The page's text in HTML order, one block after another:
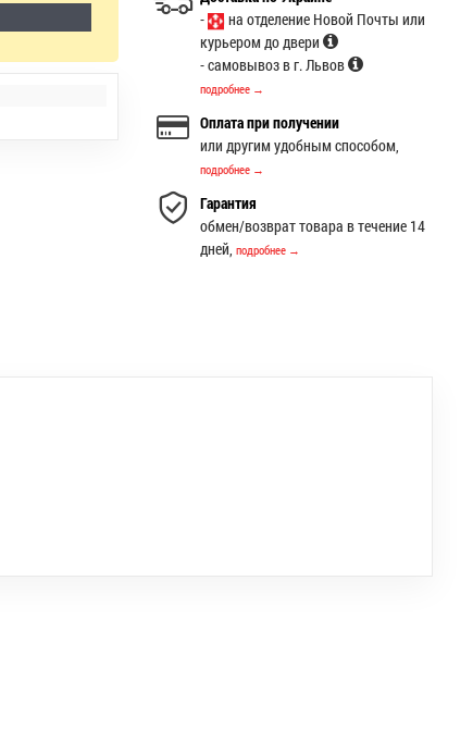
-
на отделение Новой Почты или
курьером до двери
- самовывоз в г. Львов
подробнее →
Оплата при получении
или другим удобным способом,
подробнее →
Гарантия
обмен/возврат товара в течение 14
дней,подробнее →